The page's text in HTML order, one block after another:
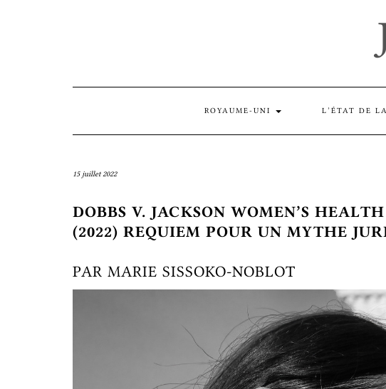
ROYAUME-UNI L’ÉTAT DE
15 juillet 2022
DOBBS V. JACKSON WOMEN’S
(2022) REQUIEM POUR UN MYTHE
PAR MARIE SISSOKO-NOBLOT